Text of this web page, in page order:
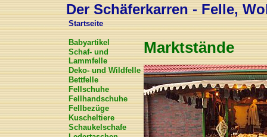
Der Schäferkarren - Felle,
Startseite
Babyartikel
Schaf- und
Lammfelle
Deko- und Wildfelle
Bettfelle
Fellschuhe
Fellhandschuhe
Fellbezüge
Kuscheltiere
Schaukelschafe
Marktstände